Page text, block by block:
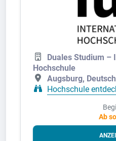
Duales Studium –
Hochschule
Augsburg,
Hochschule
Ab